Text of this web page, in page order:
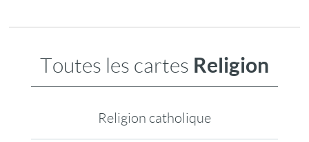
Toutes les cartes Religion
Religion catholique